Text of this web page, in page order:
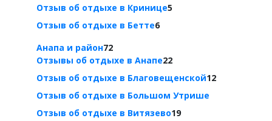
Отзыв об отдыхе в Кринице5
Отзыв об отдыхе в Бетте6
Анапа и район72
Отзывы об отдыхе в Анапе22
Отзыв об отдыхе в Благовещенской12
Отзыв об отдыхе в Большом Утрише
Отзыв об отдыхе в Витязево19